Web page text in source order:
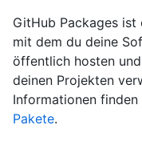
GitHub Packages
mit dem du deine
öffentlich hosten
deinen Projekten
Informationen finden
Pakete.